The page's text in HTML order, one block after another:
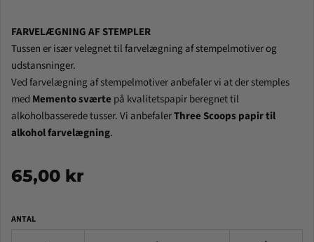
FARVELÆGNING AF STEMPLER
Tussen er især velegnet til farvelægning af stempelmotiver og
udstansninger.
Ved farvelægning af stempelmotiver anbefaler vi at der stemples
med Memento sværte på kvalitetspapir beregnet til
alkoholbasserede tusser.Vi anbefalerThree Scoops papir til
alkohol farvelægning.
65,00 kr
ANTAL